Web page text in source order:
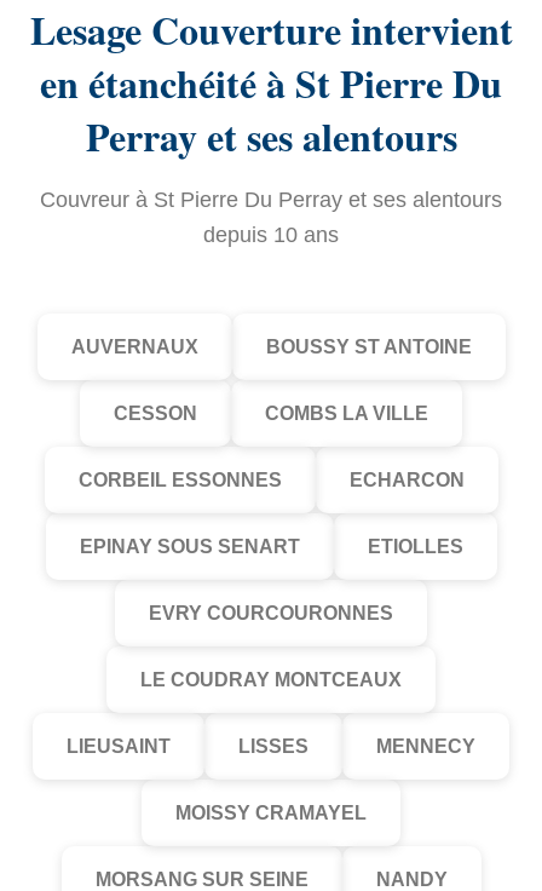
Lesage Couverture intervient
en étanchéité à St Pierre Du
Perray et ses alentours
Couvreur à St Pierre Du Perray et ses alentours
depuis 10 ans
AUVERNAUX BOUSSY ST ANTOINE
CESSON COMBS LA VILLE
CORBEIL ESSONNES ECHARCON
EPINAY SOUS SENART ETIOLLES
EVRY COURCOURONNES
LE COUDRAY MONTCEAUX
LIEUSAINT LISSES MENNECY
MOISSY CRAMAYEL
MORSANG SUR SEINE NANDY